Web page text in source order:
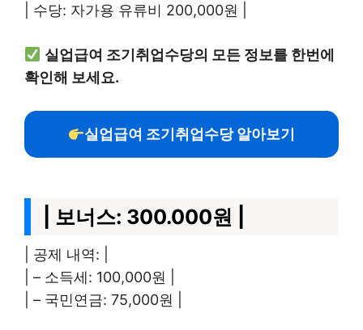
| 수당: 자가용 유류비 200,000원 |
실업급여 조기취업수당의 모든 정보를 한번에
확인해 보세요.
실업급여 조기취업수당 알아보기
| 보너스: 300.000원 |
| 공제 내역: |
| – 소득세: 100,000원 |
| – 국민연금: 75,000원 |